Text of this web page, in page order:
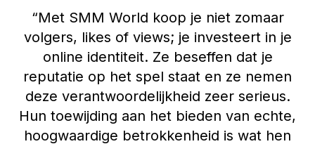
“Met SMM World koop je niet zomaar
volgers, likes of views; je investeert in je
online identiteit. Ze beseffen dat je
reputatie op het spel staat en ze nemen
deze verantwoordelijkheid zeer serieus.
Hun toewijding aan het bieden van echte,
hoogwaardige betrokkenheid is wat hen